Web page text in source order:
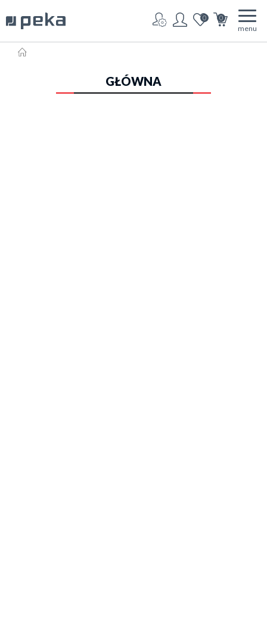
0 0
menu
HOME
GŁÓWNA